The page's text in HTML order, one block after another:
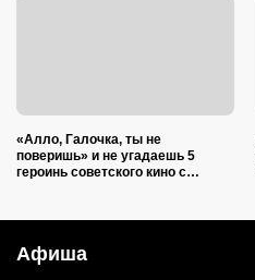
«Алло, Галочка, ты не
поверишь» и не угадаешь 5
героинь советского кино с
Афиша